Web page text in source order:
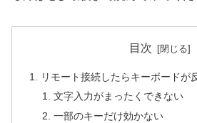
目次
リモート接続したらキーボードが
文字入力がまったくできない
一部のキーだけ効かない